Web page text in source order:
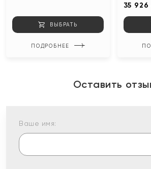
ВЫБРАТЬ
ПОДРОБНЕЕ
35 926
Оставить
Ваше имя: